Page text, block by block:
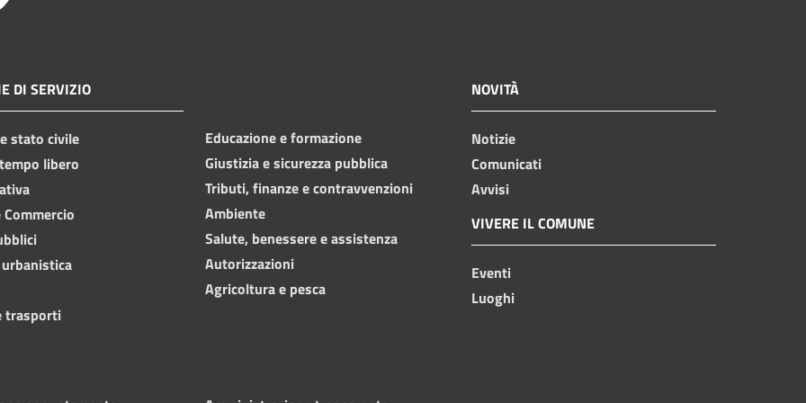
DI SERVIZIO
stato civile
libero
trasporti
Educazione e formazione
Giustizia e sicurezza pubblica
Tributi, finanze e contravvenzioni
Ambiente
Salute, benessere e assistenza
Autorizzazioni
Agricoltura e pesca
NOVITÀ
Notizie
Comunicati
Avvisi
VIVERE IL COMUNE
Eventi
Luoghi